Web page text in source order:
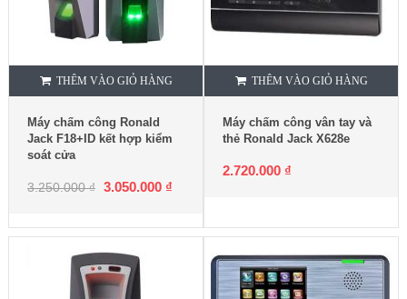
THÊM VÀO GIỎ HÀNG
Máy chấm công Ronald
Jack F18+ID kết hợp kiểm
soát cửa
3.250.000₫ 3.050.000 ₫
THÊM VÀO GIỎ HÀNG
Máy chấm công vân tay và
thẻ Ronald Jack X628e
2.720.000 ₫